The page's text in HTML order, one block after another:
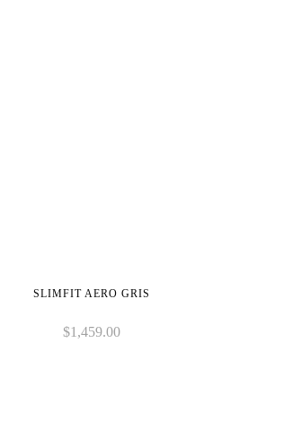
SLIMFIT AERO GRIS
$1,459.00